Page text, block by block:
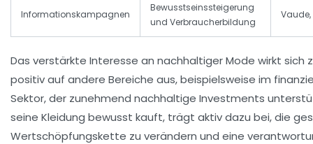
Informationskampagnen
Bewusstseinssteigerung
und Verbraucherbildung
Vaude,
Das verstärkte Interesse an nachhaltiger Mode wirkt sich
positiv auf andere Bereiche aus, beispielsweise im
Sektor, der zunehmend nachhaltige Investments
seine Kleidung bewusst kauft, trägt aktiv dazu bei, die
Wertschöpfungskette zu verändern und eine